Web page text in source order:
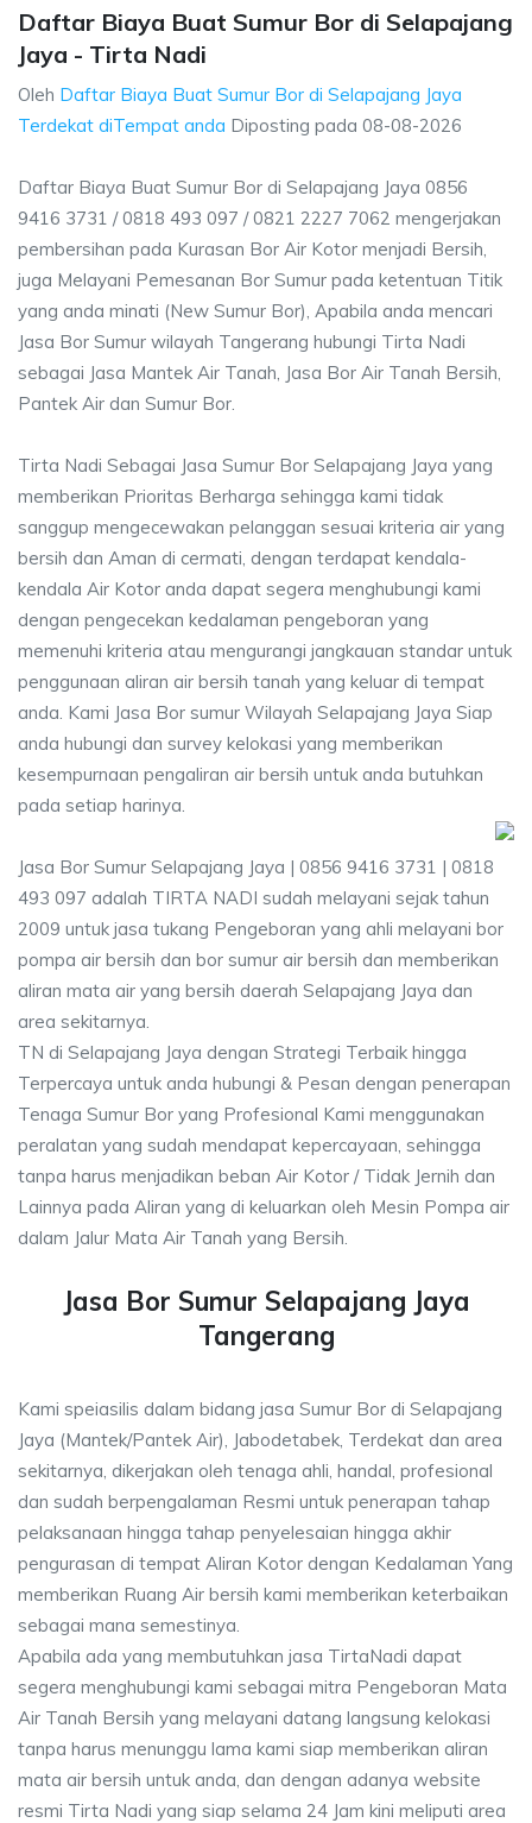
Daftar Biaya Buat Sumur Bor di Selapajang
Jaya - Tirta Nadi
Oleh Daftar Biaya Buat Sumur Bor di Selapajang Jaya
Terdekat diTempat anda Diposting pada 08-08-2026
Daftar Biaya Buat Sumur Bor di Selapajang Jaya 0856
9416 3731 / 0818 493 097 / 0821 2227 7062 mengerjakan
pembersihan pada Kurasan Bor Air Kotor menjadi Bersih,
juga Melayani Pemesanan Bor Sumur pada ketentuan Titik
yang anda minati (New Sumur Bor), Apabila anda mencari
Jasa Bor Sumur wilayah Tangerang hubungi Tirta Nadi
sebagai Jasa Mantek Air Tanah, Jasa Bor Air Tanah Bersih,
Pantek Air dan Sumur Bor.
Tirta Nadi Sebagai Jasa Sumur Bor Selapajang Jaya yang
memberikan Prioritas Berharga sehingga kami tidak
sanggup mengecewakan pelanggan sesuai kriteria air yang
bersih dan Aman di cermati, dengan terdapat kendala-
kendala Air Kotor anda dapat segera menghubungi kami
dengan pengecekan kedalaman pengeboran yang
memenuhi kriteria atau mengurangi jangkauan standar untuk
penggunaan aliran air bersih tanah yang keluar di tempat
anda. Kami Jasa Bor sumur Wilayah Selapajang Jaya Siap
anda hubungi dan survey kelokasi yang memberikan
kesempurnaan pengaliran air bersih untuk anda butuhkan
pada setiap harinya.
Jasa Bor Sumur Selapajang Jaya | 0856 9416 3731 | 0818
493 097 adalah TIRTA NADI sudah melayani sejak tahun
2009 untuk jasa tukang Pengeboran yang ahli melayani bor
pompa air bersih dan bor sumur air bersih dan memberikan
aliran mata air yang bersih daerah Selapajang Jaya dan
area sekitarnya.
TN di Selapajang Jaya dengan Strategi Terbaik hingga
Terpercaya untuk anda hubungi & Pesan dengan penerapan
Tenaga Sumur Bor yang Profesional Kami menggunakan
peralatan yang sudah mendapat kepercayaan, sehingga
tanpa harus menjadikan beban Air Kotor / Tidak Jernih dan
Lainnya pada Aliran yang di keluarkan oleh Mesin Pompa air
dalam Jalur Mata Air Tanah yang Bersih.
Jasa Bor Sumur Selapajang Jaya
Tangerang
Kami speiasilis dalam bidang jasa Sumur Bor di Selapajang
Jaya (Mantek/Pantek Air), Jabodetabek, Terdekat dan area
sekitarnya, dikerjakan oleh tenaga ahli, handal, profesional
dan sudah berpengalaman Resmi untuk penerapan tahap
pelaksanaan hingga tahap penyelesaian hingga akhir
pengurasan di tempat Aliran Kotor dengan Kedalaman Yang
memberikan Ruang Air bersih kami memberikan keterbaikan
sebagai mana semestinya.
Apabila ada yang membutuhkan jasa TirtaNadi dapat
segera menghubungi kami sebagai mitra Pengeboran Mata
Air Tanah Bersih yang melayani datang langsung kelokasi
tanpa harus menunggu lama kami siap memberikan aliran
mata air bersih untuk anda, dan dengan adanya website
resmi Tirta Nadi yang siap selama 24 Jam kini meliputi area